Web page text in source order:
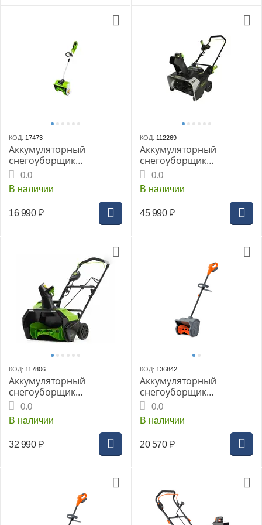
КОД: 17473
Аккумуляторный
снегоуборщик
GREENWORKS GD40SS30
(снеголопата), 40V, 30
см, бесщеточный, без
0.0
В наличии
16 990 ₽
КОД: 112269
Аккумуляторный
снегоуборщик
GREENWORKS GD82ST,
82V, 56 см,
бесщеточный, без АКБ и
0.0
В наличии
45 990 ₽
КОД: 117806
Аккумуляторный
снегоуборщик
GREENWORKS GW
GD60PST, 60В б/щ 51 см
(без АКБ и ЗУ)
0.0
В наличии
32 990 ₽
КОД: 136842
Аккумуляторный
снегоуборщик
VILLARTEC WA4030 SET:
AM405+AC402, 40В, шир/
выс 290/180мм,
Дальность выброса 5м,
0.0
В наличии
20 570 ₽